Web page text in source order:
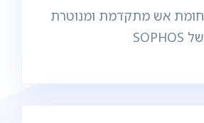
חומת אש מתקדמת ומנוטרת
של SOPHOS